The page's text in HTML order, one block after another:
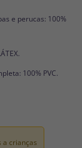
e perucas: 100%
100% PVC.
a crianças